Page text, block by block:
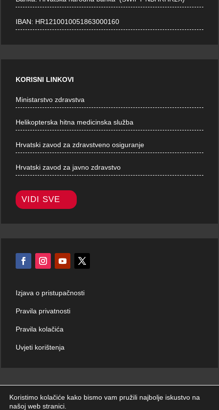
IBAN: HR1210010051863000160
KORISNI LINKOVI
Ministarstvo zdravstva
Helikopterska hitna medicinska služba
Hrvatski zavod za zdravstveno osiguranje
Hrvatski zavod za javno zdravstvo
VIDI SVE
Izjava o pristupačnosti
Pravila privatnosti
Pravila kolačića
Uvjeti korištenja
Koristimo kolačiće kako bismo vam pružili najbolje iskustvo na
našoj web stranici.